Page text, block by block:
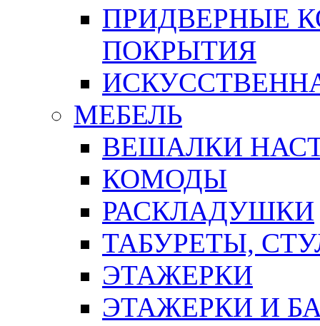
ПРИДВЕРНЫЕ
ПОКРЫТИЯ
МЕБЕЛЬ
ВЕШАЛКИ
КОМОДЫ
РАСКЛАДУШКИ
ТАБУРЕТЫ,
ЭТАЖЕРКИ
ЭТАЖЕРКИ И